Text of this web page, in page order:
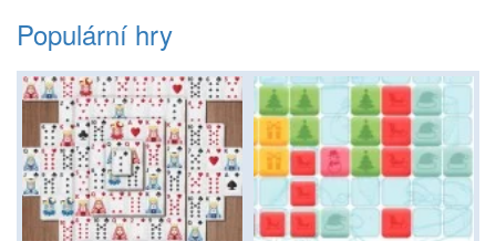
Populární hry